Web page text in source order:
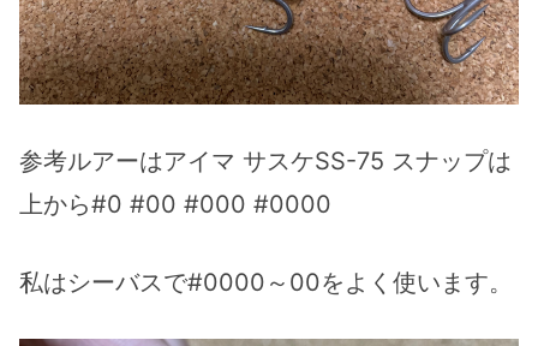
参考ルアーはアイマ サスケSS-75 スナップは
上から#0 #00 #000 #0000
私はシーバスで#0000～00をよく使います。